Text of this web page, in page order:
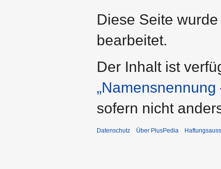
Diese Seite
bearbeitet.
Der Inhalt ist
sofern nicht
Datenschutz Über PlusPedia